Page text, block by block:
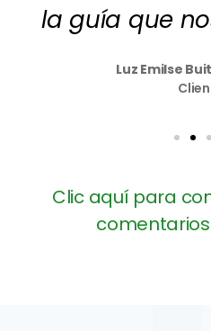
la guía que
Luz Emilse
Clic aquí para